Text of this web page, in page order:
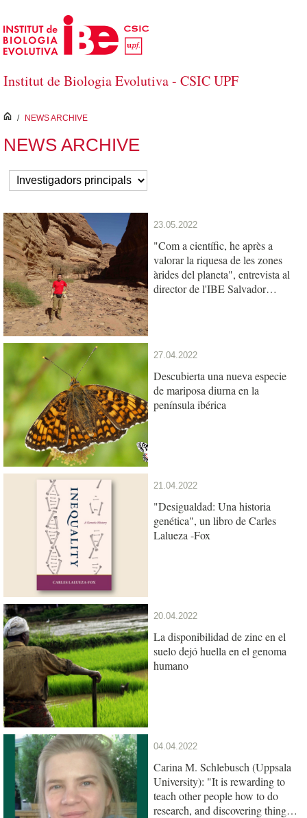
Skip to Main Content
Institut de Biologia Evolutiva - CSIC UPF
inici
/ NEWS ARCHIVE
NEWS ARCHIVE
23.05.2022
"Com a científic, he après a
valorar la riquesa de les zones
àrides del planeta", entrevista al
director de l'IBE Salvador
27.04.2022
Descubierta una nueva especie
de mariposa diurna en la
península ibérica
21.04.2022
"Desigualdad: Una historia
genética", un libro de Carles
Lalueza -Fox
20.04.2022
La disponibilidad de zinc en el
suelo dejó huella en el genoma
humano
04.04.2022
Carina M. Schlebusch (Uppsala
University): "It is rewarding to
teach other people how to do
research, and discovering things